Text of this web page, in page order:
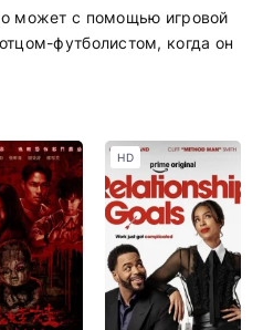
может с помощью игровой
футболистом, когда он
HD